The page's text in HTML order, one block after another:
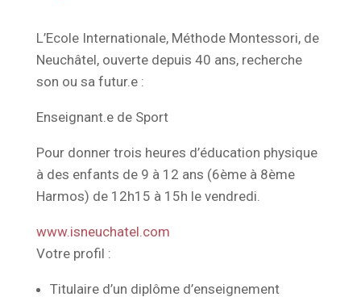
L’Ecole Internationale, Méthode Montessori, de
Neuchâtel, ouverte depuis 40 ans, recherche
son ou sa futur.e :
Enseignant.e de Sport
Pour donner trois heures d’éducation physique
à des enfants de 9 à 12 ans (6ème à 8ème
Harmos) de 12h15 à 15h le vendredi.
www.isneuchatel.com
Votre profil :
Titulaire d’un diplôme d’enseignement